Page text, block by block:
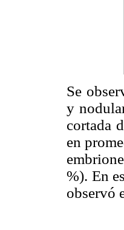
Se
y
cortada
en
%). En
observó